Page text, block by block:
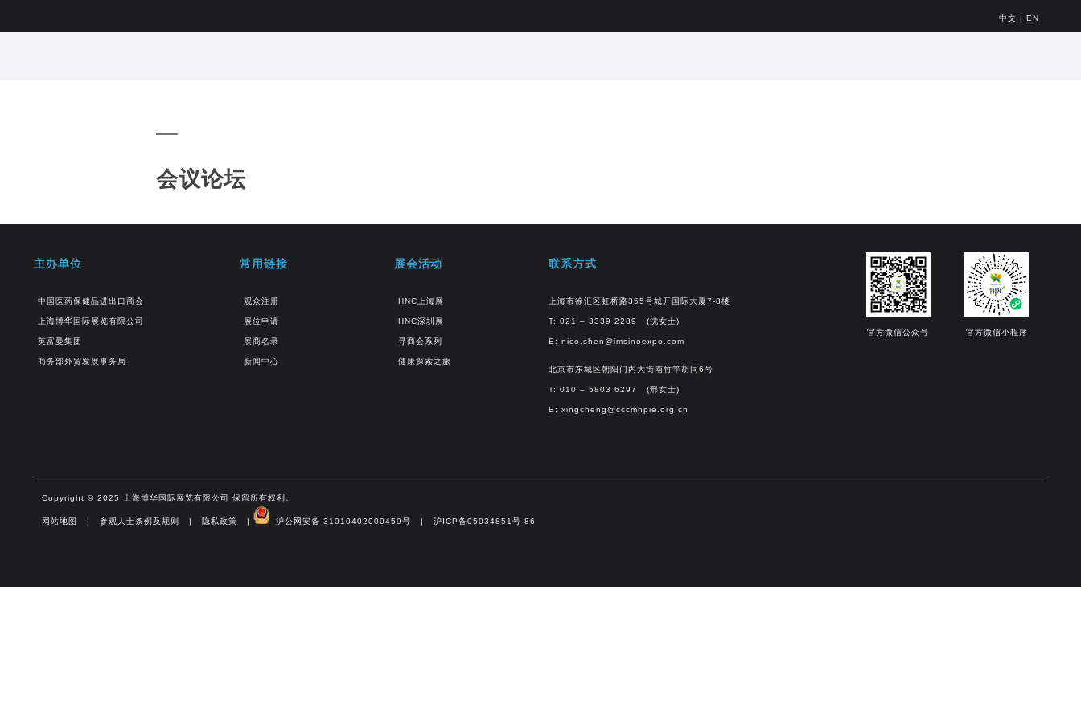
中文 | EN
会议论坛
主办单位
中国医药保健品进出口商会
上海博华国际展览有限公司
英富曼集团
商务部外贸发展事务局
常用链接
观众注册
展位申请
展商名录
新闻中心
展会活动
HNC上海展
HNC深圳展
寻商会系列
健康探索之旅
联系方式
上海市徐汇区虹桥路355号城开国际大厦7-8楼
T: 021 – 3339 2289 (沈女士)
E: nico.shen@imsinoexpo.com
北京市东城区朝阳门内大街南竹竿胡同6号
T: 010 – 5803 6297 (邢女士)
E: xingcheng@cccmhpie.org.cn
官方微信公众号 官方微信小程序
Copyright © 2025 上海博华国际展览有限公司 保留所有权利。
网站地图 | 参观人士条例及规则 | 隐私政策 | 沪公网安备 31010402000459号 | 沪ICP备05034851号-86